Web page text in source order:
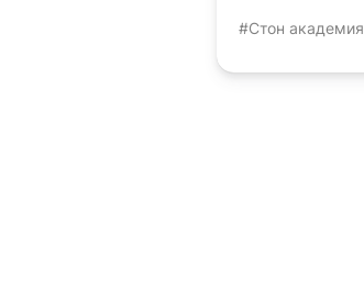
#Стон академия